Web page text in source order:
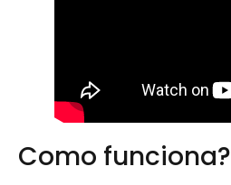
Como funciona?